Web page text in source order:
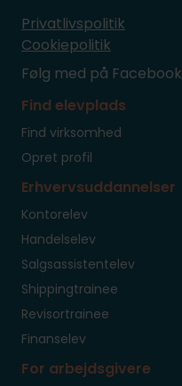
Privatlivspolitik
Cookiepolitik
Følg med på Facebook
Find elevplads
Find virksomhed
Opret profil
Erhvervsuddannelser
Kontorelev
Handelselev
Salgsassistentelev
Shippingtrainee
Revisortrainee
Finanselev
For arbejdsgivere